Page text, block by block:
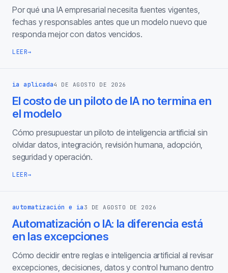
Por qué una IA empresarial necesita fuentes vigentes,
fechas y responsables antes que un modelo nuevo que
responda mejor con datos vencidos.
LEER→
ia aplicada4 DE AGOSTO DE 2026
El costo de un piloto de IA no termina en
el modelo
Cómo presupuestar un piloto de inteligencia artificial sin
olvidar datos, integración, revisión humana, adopción,
seguridad y operación.
LEER→
automatización e ia 3 DE AGOSTO DE 2026
Automatización o IA: la diferencia está
en las excepciones
Cómo decidir entre reglas e inteligencia artificial al revisar
excepciones, decisiones, datos y control humano dentro